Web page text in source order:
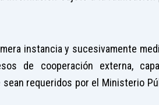
instancia y sucesivamente
de cooperación externa,
requeridos por el Ministerio